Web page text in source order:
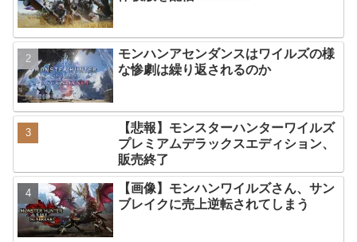
【花騎士】叡智な顔つきで魔性さを持つアルテミシアへの反
応！！！ NEW!
「僕のヒーローアカデミア」とかいう常にわいのツボより一歩ズ
レたところを押し続けてくる作品ｗｗｗｗ NEW!
Powered by livedoor 相互RSS
モンハンアセンダンスはワイルズの様
な惨劇は繰り返されるのか
【悲報】モンスターハンターワイルズ
プレミアムデラックスエディション、
販売終了
【画像】モンハンワイルズさん、サン
ブレイクに売上逆転されてしまう